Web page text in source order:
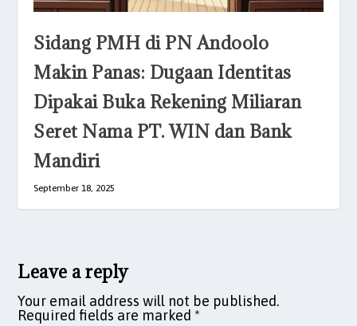
Sidang PMH di PN Andoolo
Makin Panas: Dugaan Identitas
Dipakai Buka Rekening Miliaran
Seret Nama PT. WIN dan Bank
Mandiri
September 18, 2025
Leave a reply
Your email address will not be published.
Required fields are marked *